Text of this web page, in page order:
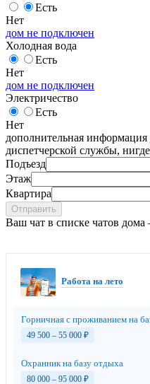
Есть
Нет
дом не подключен
Холодная вода
Есть
Нет
дом не подключен
Электричество
Есть
Нет
дополнительная
диспетчерской службы,
Подъезд
Этаж
Квартира
Отправить
Ваш чат в списке чатов
Работа на лето
Горничная с проживанием на
49 500 – 55 000 ₽
Охранник на базу отдыха
80 000 – 95 000 ₽